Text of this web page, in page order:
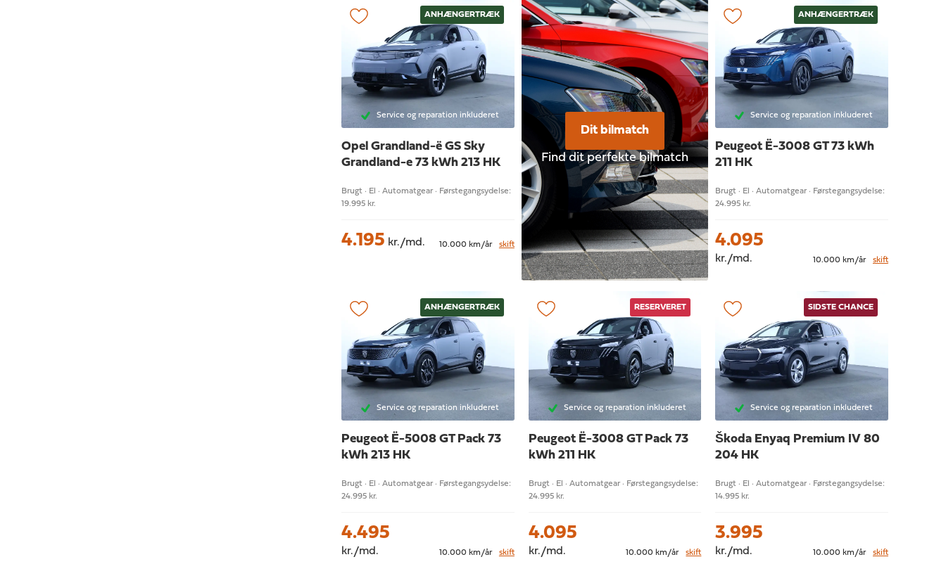
ANHÆNGERTRÆK
Service og reparation inkluderet
Opel Grandland-ëGS Sky
Grandland-e 73 kWh 213 HK
Brugt · El · Automatgear · Førstegangsydelse:
19.995 kr.
4.195 kr./md. 10.000 km/år skift
Dit bilmatch
Find dit perfekte bilmatch
ANHÆNGERTRÆK
Service og reparation inkluderet
Peugeot Ë-3008GT 73 kWh
211 HK
Brugt · El · Automatgear · Førstegangsydelse:
24.995 kr.
4.095
kr./md. 10.000 km/år skift
ANHÆNGERTRÆK
Service og reparation inkluderet
Peugeot Ë-5008GT Pack 73
kWh 213 HK
Brugt · El · Automatgear · Førstegangsydelse:
24.995 kr.
4.495
kr./md. 10.000 km/år skift
RESERVERET
Service og reparation inkluderet
Peugeot Ë-3008 GT Pack 73
kWh 211 HK
Brugt · El · Automatgear · Førstegangsydelse:
24.995 kr.
4.095
kr./md. 10.000 km/år skift
SIDSTE CHANCE
Service og reparation inkluderet
Škoda Enyaq Premium IV 80
204 HK
Brugt · El · Automatgear · Førstegangsydelse:
14.995 kr.
3.995
kr./md. 10.000 km/år skift